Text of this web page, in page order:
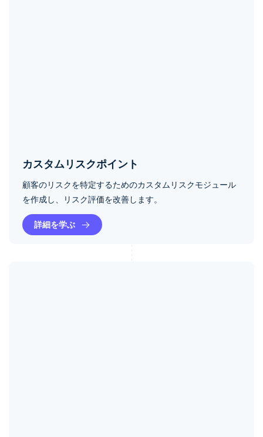
カスタムリスクポイント
顧客のリスクを特定するためのカスタムリスクモジュール
を作成し、リスク評価を改善します。
詳細を学ぶ